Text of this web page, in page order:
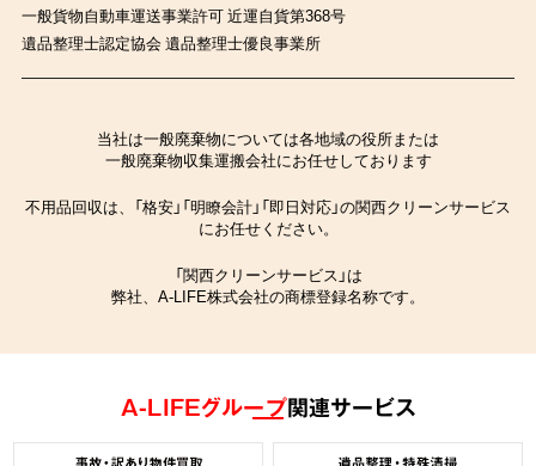
一般貨物自動車運送事業許可 近運自貨第368号
遺品整理士認定協会 遺品整理士優良事業所
当社は一般廃棄物については各地域の役所または
一般廃棄物収集運搬会社にお任せしております
不用品回収は、「格安」「明瞭会計」「即日対応」の関西クリーンサービス
にお任せください。
「関西クリーンサービス」は
弊社、A-LIFE株式会社の商標登録名称です。
A-LIFEグループ関連サービス